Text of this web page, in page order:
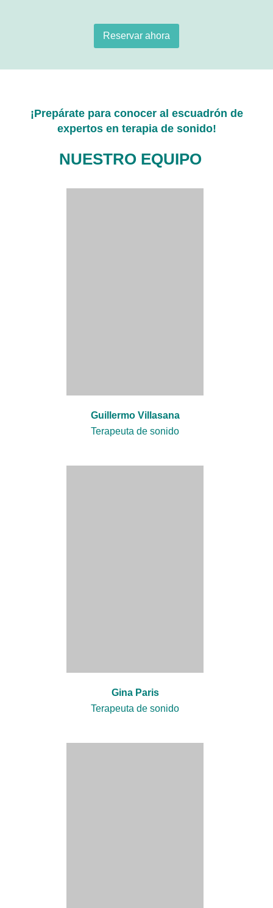
Reservar ahora
NUESTRO EQUIPO
¡Prepárate para conocer al escuadrón de
expertos en terapia de sonido!
Guillermo Villasana
Terapeuta de sonido
Gina Paris
Terapeuta de sonido